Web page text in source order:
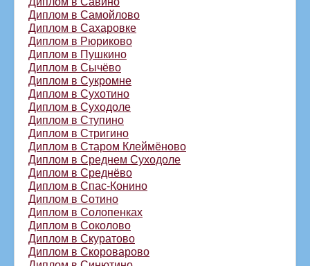
Диплом в Самойлово
Диплом в Сахаровке
Диплом в Рюриково
Диплом в Пушкино
Диплом в Сычёво
Диплом в Сукромне
Диплом в Сухотино
Диплом в Суходоле
Диплом в Ступино
Диплом в Стригино
Диплом в Старом Клеймёново
Диплом в Среднем Суходоле
Диплом в Среднёво
Диплом в Спас-Конино
Диплом в Сотино
Диплом в Солопенках
Диплом в Соколово
Диплом в Скуратово
Диплом в Скороварово